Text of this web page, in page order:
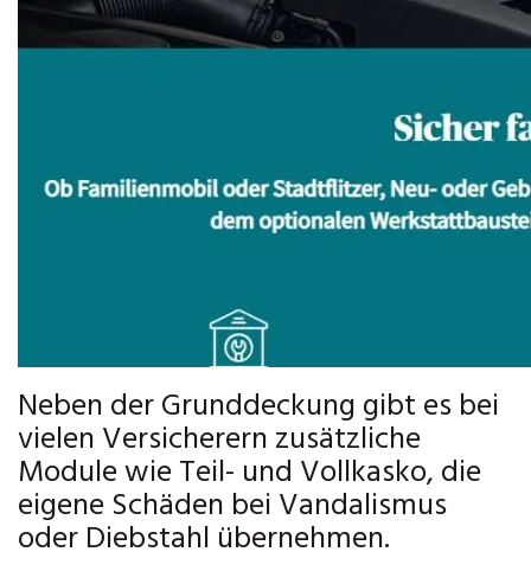
Neben der Grunddeckung gibt es bei
vielen Versicherern zusätzliche
Module wie Teil- und Vollkasko, die
eigene Schäden bei Vandalismus
oder Diebstahl übernehmen.